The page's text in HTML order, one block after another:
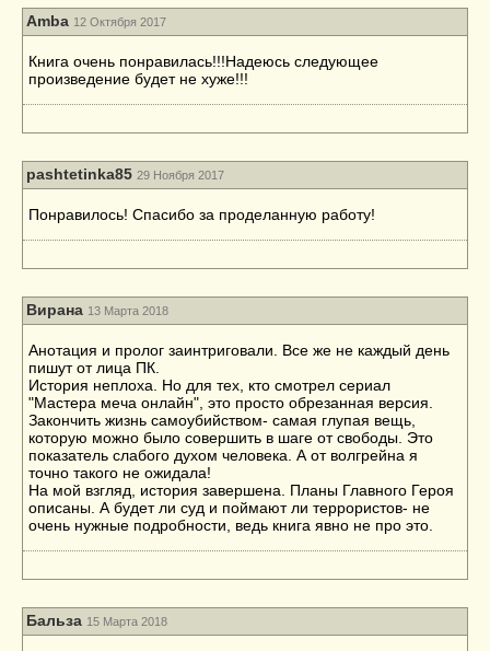
Amba 12 Октября 2017
Книга очень понравилась!!!Надеюсь следующее
произведение будет не хуже!!!
pashtetinka85 29 Ноября 2017
Понравилось! Спасибо за проделанную работу!
Вирана 13 Марта 2018
Анотация и пролог заинтриговали. Все же не каждый день
пишут от лица ПК.
История неплоха. Но для тех, кто смотрел сериал
"Мастера меча онлайн", это просто обрезанная версия.
Закончить жизнь самоубийством- самая глупая вещь,
которую можно было совершить в шаге от свободы. Это
показатель слабого духом человека. А от волгрейна я
точно такого не ожидала!
На мой взгляд, история завершена. Планы Главного Героя
описаны. А будет ли суд и поймают ли террористов- не
очень нужные подробности, ведь книга явно не про это.
Бальза 15 Марта 2018